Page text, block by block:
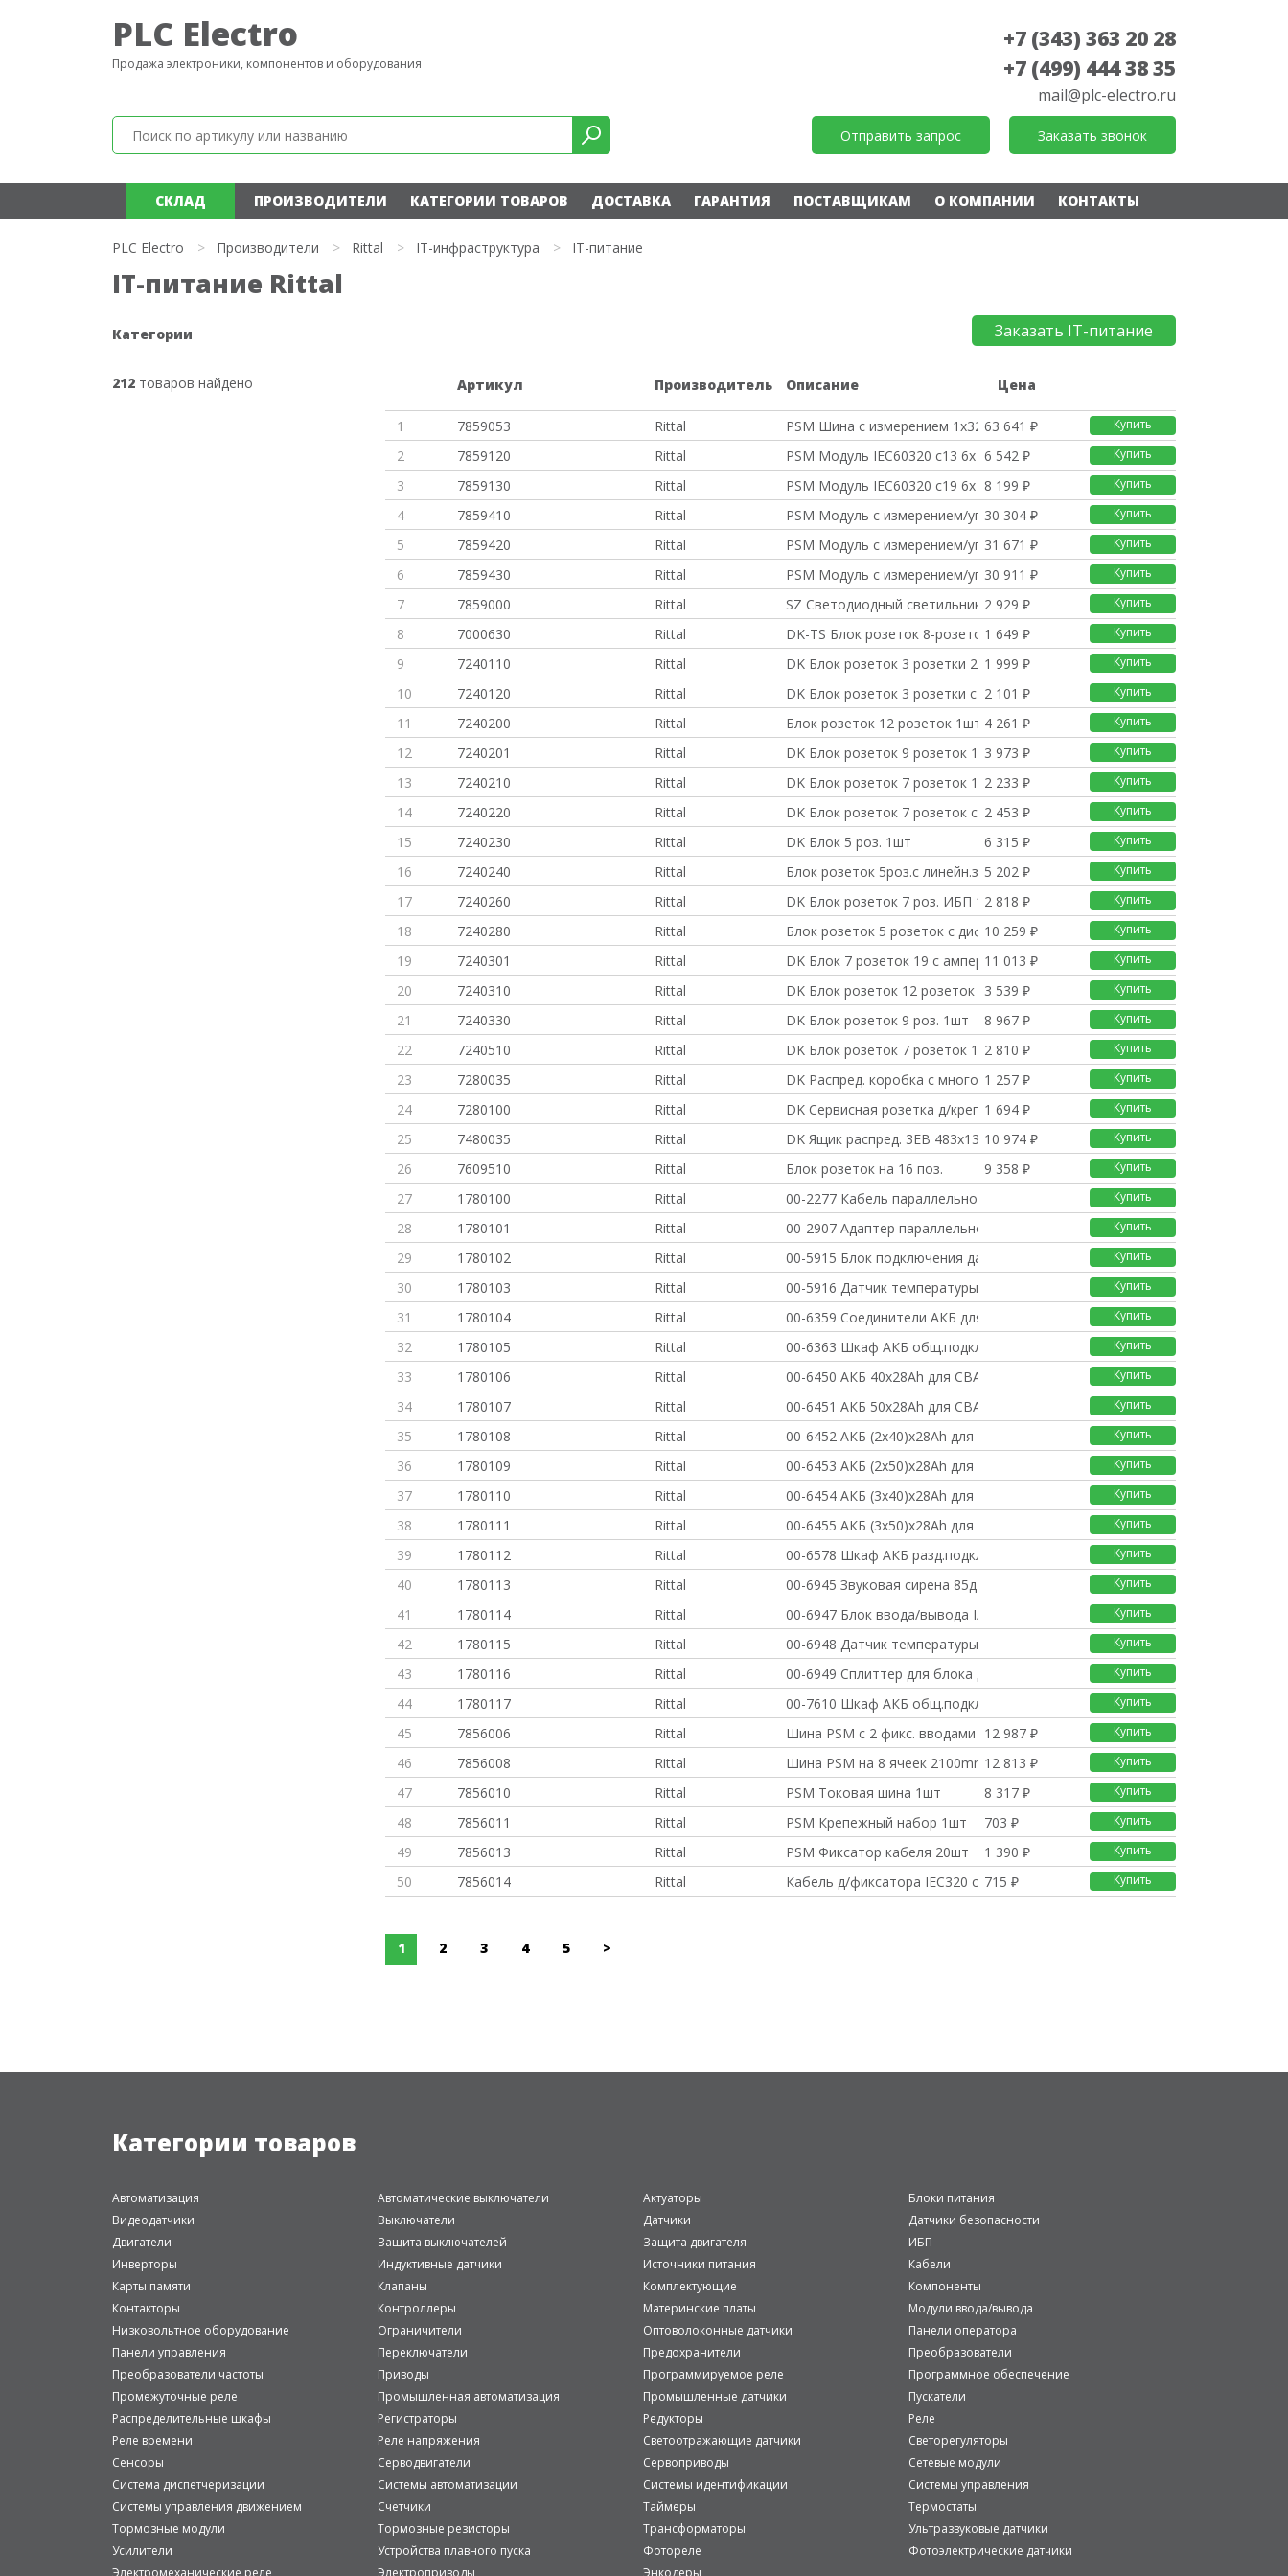
PLC Electro
Продажа электроники, компонентов и оборудования
+7 (343) 363 20 28
+7 (499) 444 38 35
mail@plc-electro.ru
Отправить запрос Заказать звонок
СКЛАД ПРОИЗВОДИТЕЛИ КАТЕГОРИИ ТОВАРОВ ДОСТАВКА ГАРАНТИЯ ПОСТАВЩИКАМ О КОМПАНИИ КОНТАКТЫ
PLC Electro > Производители > Rittal > IT-инфраструктура > IT-питание
IT-питание Rittal
Категории
212 товаров найдено
Заказать IT-питание
Артикул Производитель Описание Цена
1 7859053 Rittal PSM Шина с измерением 1x32A, C63 641 ₽ Купить
2 7859120 Rittal PSM Модуль IEC60320 c13 6x 1шт6 542 ₽ Купить
3 7859130 Rittal PSM Модуль IEC60320 c19 6x 1шт8 199 ₽ Купить
4 7859410 Rittal PSM Модуль с измерением/управл
30 304 ₽ Купить
5 7859420 Rittal PSM Модуль с измерением/управл
31 671 ₽ Купить
6 7859430 Rittal PSM Модуль с измерением/управл
30 911 ₽ Купить
7 7859000 Rittal SZ Светодиодный светильник для2 929 ₽ Купить
8 7000630 Rittal DK-TS Блок розеток 8-розеток,1 649 ₽ Купить
9 7240110 Rittal DK Блок розеток 3 розетки 263x1 999 ₽ Купить
10 7240120 Rittal DK Блок розеток 3 розетки с вы2 101 ₽ Купить
11 7240200 Rittal Блок розеток 12 розеток 1шт 4 261 ₽ Купить
12 7240201 Rittal DK Блок розеток 9 розеток 1шт3 973 ₽ Купить
13 7240210 Rittal DK Блок розеток 7 розеток 1шт2 233 ₽ Купить
14 7240220 Rittal DK Блок розеток 7 розеток с вы2 453 ₽ Купить
15 7240230 Rittal DK Блок 5 роз. 1шт 6 315 ₽ Купить
16 7240240 Rittal Блок розеток 5роз.с линейн.защ5 202 ₽ Купить
17 7240260 Rittal DK Блок розеток 7 роз. ИБП 1шт2 818 ₽ Купить
18 7240280 Rittal Блок розеток 5 розеток с диф.а10 259 ₽ Купить
19 7240301 Rittal DK Блок 7 розеток 19 с амперме11 013 ₽ Купить
20 7240310 Rittal DK Блок розеток 12 розеток 1шт3 539 ₽ Купить
21 7240330 Rittal DK Блок розеток 9 роз. 1шт 8 967 ₽ Купить
22 7240510 Rittal DK Блок розеток 7 розеток 1шт2 810 ₽ Купить
23 7280035 Rittal DK Распред. коробка с многофун1 257 ₽ Купить
24 7280100 Rittal DK Сервисная розетка д/креплен1 694 ₽ Купить
25 7480035 Rittal DK Ящик распред. 3ЕВ 483x133mm10 974 ₽ Купить
26 7609510 Rittal Блок розеток на 16 поз. 9 358 ₽ Купить
27 1780100 Rittal 00-2277 Кабель параллельной ра Купить
28 1780101 Rittal 00-2907 Адаптер параллельной р Купить
29 1780102 Rittal 00-5915 Блок подключения датчи Купить
30 1780103 Rittal 00-5916 Датчик температуры (0- Купить
31 1780104 Rittal 00-6359 Соединители АКБ для CB Купить
32 1780105 Rittal 00-6363 Шкаф АКБ общ.подключ.C Купить
33 1780106 Rittal 00-6450 АКБ 40x28Ah для CBAT-1 Купить
34 1780107 Rittal 00-6451 АКБ 50x28Ah для CBAT-1 Купить
35 1780108 Rittal 00-6452 АКБ (2x40)x28Ah для CB Купить
36 1780109 Rittal 00-6453 АКБ (2x50)x28Ah для CB Купить
37 1780110 Rittal 00-6454 АКБ (3x40)x28Ah для CB Купить
38 1780111 Rittal 00-6455 АКБ (3x50)x28Ah для CB Купить
39 1780112 Rittal 00-6578 Шкаф АКБ разд.подключ. Купить
40 1780113 Rittal 00-6945 Звуковая сирена 85дБ, Купить
41 1780114 Rittal 00-6947 Блок ввода/вывода I/O, Купить
42 1780115 Rittal 00-6948 Датчик температуры (0. Купить
43 1780116 Rittal 00-6949 Сплиттер для блока дат Купить
44 1780117 Rittal 00-7610 Шкаф АКБ общ.подключ.C Купить
45 7856006 Rittal Шина PSM с 2 фикс. вводами 19012 987 ₽ Купить
46 7856008 Rittal Шина PSM на 8 ячеек 2100mm12 813 ₽ Купить
47 7856010 Rittal PSM Токовая шина 1шт 8 317 ₽ Купить
48 7856011 Rittal PSM Крепежный набор 1шт 703 ₽ Купить
49 7856013 Rittal PSM Фиксатор кабеля 20шт 1 390 ₽ Купить
50 7856014 Rittal Кабель д/фиксатора IEC320 c13715 ₽ Купить
1 2 3 4 5 >
Категории товаров
Автоматизация Автоматические выключатели Актуаторы
Блоки питания
Видеодатчики
Выключатели Датчики
Датчики безопасности
Двигатели
Защита выключателей Защита двигателя
ИБП
Инверторы
Индуктивные датчики Источники питания
Кабели
Карты памяти
Клапаны Комплектующие
Компоненты
Контакторы
Контроллеры Материнские платы
Модули ввода/вывода
Низковольтное оборудование
Ограничители Оптоволоконные датчики
Панели оператора
Панели управления
Переключатели Предохранители
Преобразователи
Преобразователи частоты
Приводы Программируемое реле
Программное обеспечение
Промежуточные реле
Промышленная автоматизация Промышленные датчики
Пускатели
Распределительные шкафы
Регистраторы Редукторы
Реле
Реле времени
Реле напряжения Светоотражающие датчики
Светорегуляторы
Сенсоры
Серводвигатели Сервоприводы
Сетевые модули
Система диспетчеризации
Системы автоматизации Системы идентификации
Системы управления
Системы управления движением
Счетчики Таймеры
Термостаты
Тормозные модули
Тормозные резисторы Трансформаторы
Ультразвуковые датчики
Усилители
Устройства плавного пуска Фотореле
Фотоэлектрические датчики
Электромеханические реле
Электроприводы Энкодеры